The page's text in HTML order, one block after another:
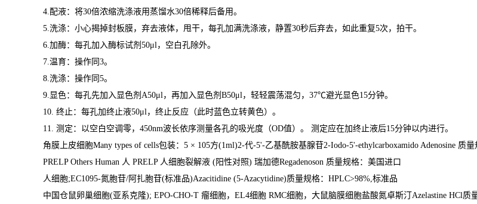
4. 配液：将30倍浓缩洗涤液用蒸馏水30倍稀释后备用。
5. 洗涤：小心揭掉封板膜，弃去液体，甩干，每孔加满洗涤液，静置30秒后弃去，如此重复5次，拍干。
6. 加酶：每孔加入酶标试剂 50μl ，空白孔除外。
7. 温育：操作同 3。
8. 洗涤：操作同 5。
9. 显色：每孔先加入显色剂 A50μl ，再加入显色剂 B50μl ，轻轻震荡混匀， 37℃避光显色15分钟。
10. 终止：每孔加终止液50μl ，终止反应（此时蓝色立转黄色）。
11. 测定：以空白空调零， 450nm波长依序测量各孔的吸光度（OD值）。 测定应在加终止液后15分钟以内进行。
角膜上皮细胞Many types of cells包装： 5 × 105方(1ml)2-代-5'-乙基酰胺基腺苷2-Iodo-5'-ethylcarboxamido Adenosine 质量
PRELP Others Human 人 PRELP 人细胞裂解液 (阳性对照) 瑞加德Regadenoson 质量规格：美国进口
人细胞;EC1095-氮胞苷/阿扎胞苷(标准品)Azacitidine (5-Azacytidine)质量规格： HPLC>98%, 标准品
中国仓鼠卵巢细胞(亚系克隆); EPO-CHO-T 瘤细胞， EL4细胞 RMC细胞，大鼠脑膜细胞盐酸氮卓斯汀 Azelastine HCl 质